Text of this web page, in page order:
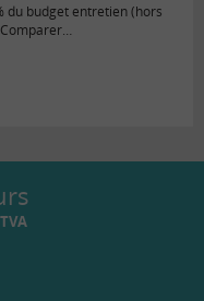
du budget entretien (hors
Comparer…